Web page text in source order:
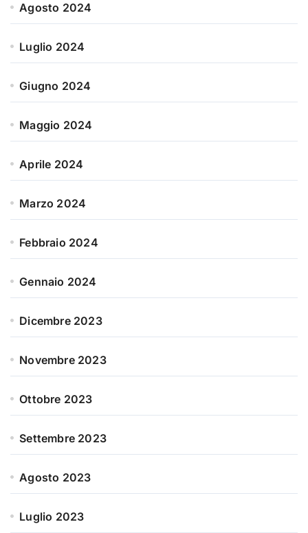
Agosto 2024
Luglio 2024
Giugno 2024
Maggio 2024
Aprile 2024
Marzo 2024
Febbraio 2024
Gennaio 2024
Dicembre 2023
Novembre 2023
Ottobre 2023
Settembre 2023
Agosto 2023
Luglio 2023